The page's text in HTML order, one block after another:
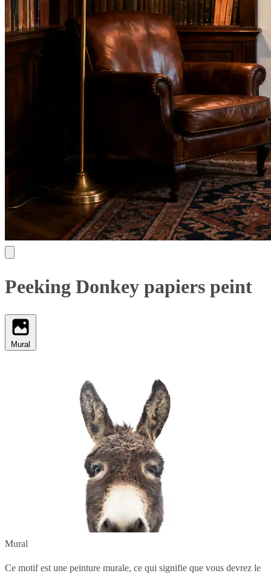
Peeking Donkey papiers peint
Mural
Mural
Ce motif est une peinture murale, ce qui signifie que vous devrez le